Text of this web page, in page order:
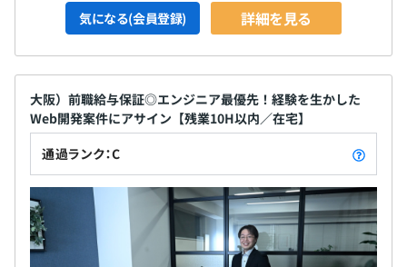
労務管理系システム、製造向けシステム、流通・小売向け
スマートフォンサイト
気になる(会員登録) 詳細を見る
大阪）前職給与保証◎エンジニア最優先！経験を生かした
Web開発案件にアサイン【残業10H以内／在宅】
通過ランク：C